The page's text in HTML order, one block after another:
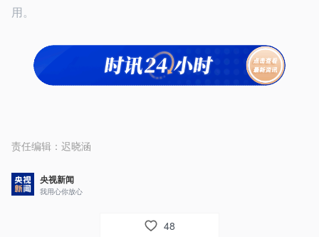
用。
责任编辑： 迟晓涵
央视新闻
我用心你放心
48